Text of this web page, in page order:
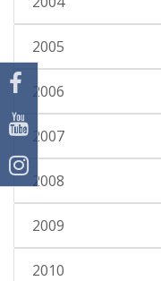
2005
2006
2007
2008
2009
2010